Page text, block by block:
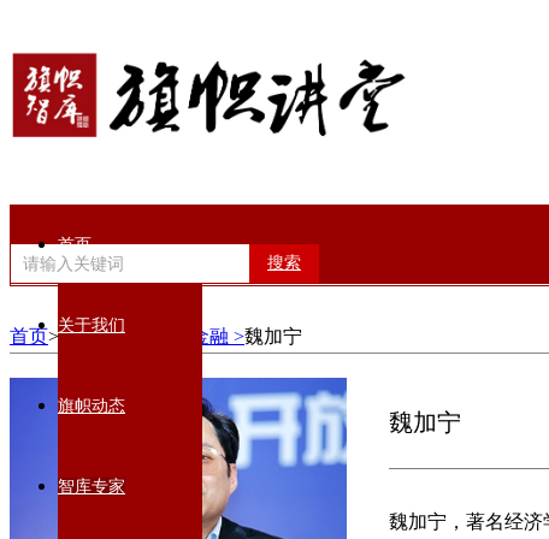
搜索
首页
关于我们
旗帜动态
智库专家
首页>智库专家> 经济金融 >魏加宁
魏加宁
魏加宁，著名经